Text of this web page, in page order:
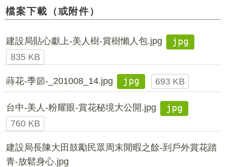
檔案下載（或附件）
建設局貼心獻上-美人樹-賞樹懶人包.jpg
jpg
835 KB
蒔花-季節-_201008_14.jpg jpg 693 KB
台中-美人-粉耀眼-賞花秘境大公開.jpg
jpg
760 KB
建設局長陳大田鼓勵民眾周末閒暇之餘-到戶外賞花踏
青-放鬆身心.jpg